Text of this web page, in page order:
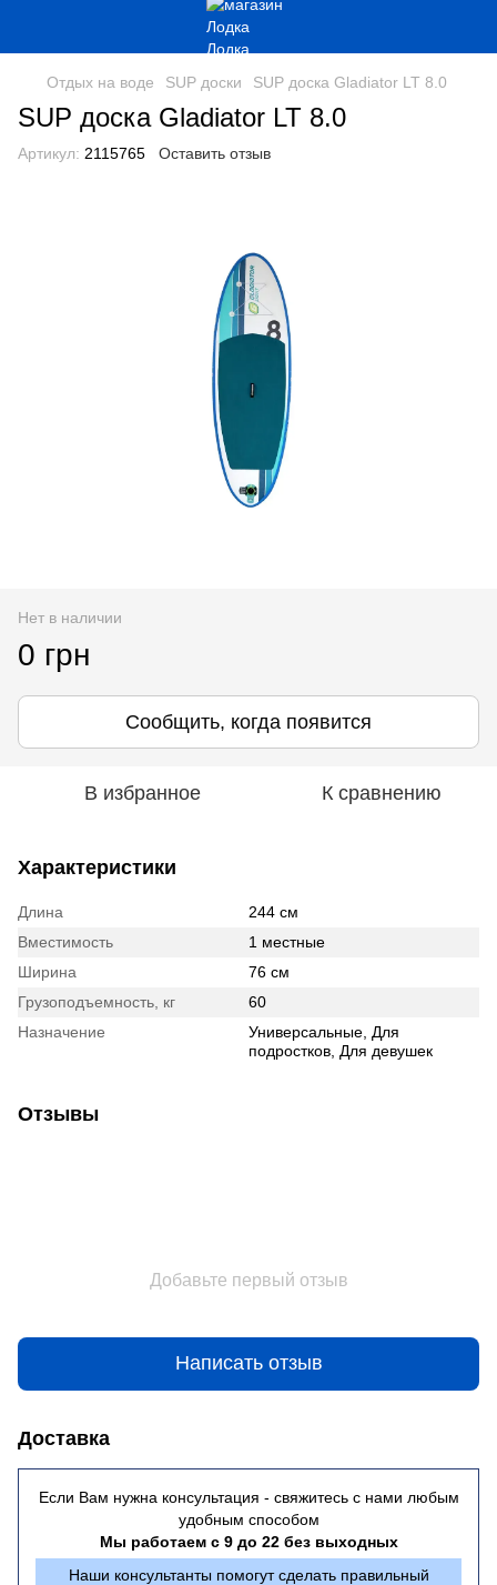
Отдых на воде SUP доски SUP доска Gladiator LT 8.0
SUP доска Gladiator LT 8.0
Артикул: 2115765 Оставить отзыв
Нет в наличии
0 грн
Сообщить, когда появится
В избранное К сравнению
Характеристики
Длина
244 см
Вместимость
1 местные
Ширина
76 см
Грузоподъемность, кг
60
Назначение
Универсальные, Для
подростков, Для девушек
Отзывы
Добавьте первый отзыв
Написать отзыв
Доставка
Если Вам нужна консультация - свяжитесь с нами любым
удобным способом
Мы работаем с 9 до 22 без выходных
Наши консультанты помогут сделать правильный